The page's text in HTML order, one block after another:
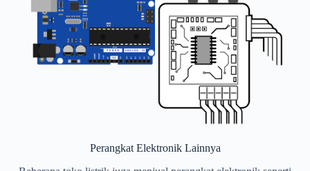
Perangkat Elektronik Lainnya